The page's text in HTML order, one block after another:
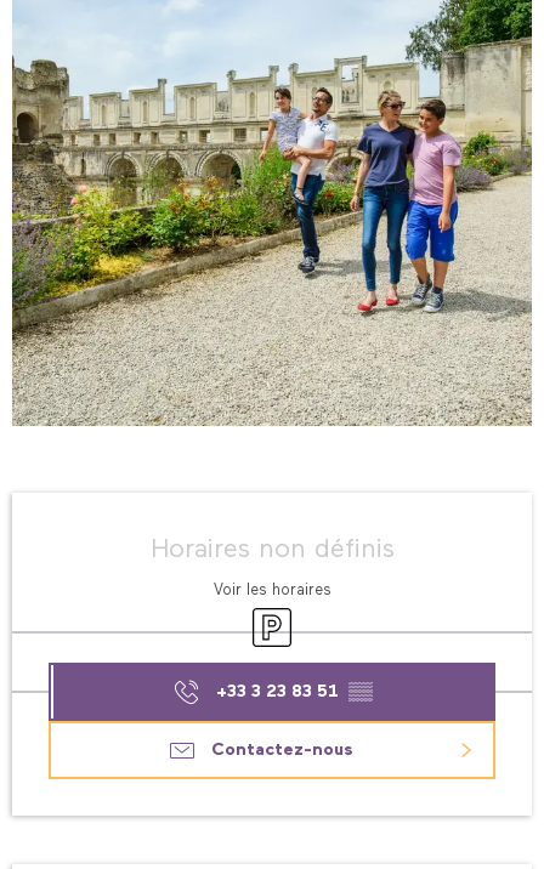
Horaires non définis
Voir les horaires
Parking
+33 3 23 83 51 ▒▒
Contactez-nous